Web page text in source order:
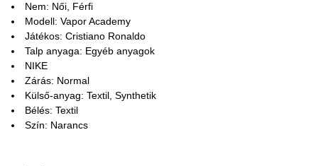
Nem: Női, Férfi
Modell: Vapor Academy
Játékos: Cristiano Ronaldo
Talp anyaga: Egyéb anyagok
NIKE
Zárás: Normal
Külső-anyag: Textil, Synthetik
Bélés: Textil
Szín: Narancs